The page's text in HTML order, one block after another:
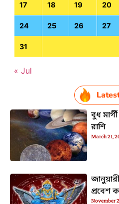
17 18 19 20
24 25 26 27
31
« Jul
বুধ
রাশি
March 21,
প্রবেশ
November